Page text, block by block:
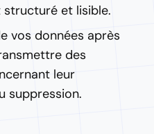
et lisible.
vos données après
des
leur
suppression.